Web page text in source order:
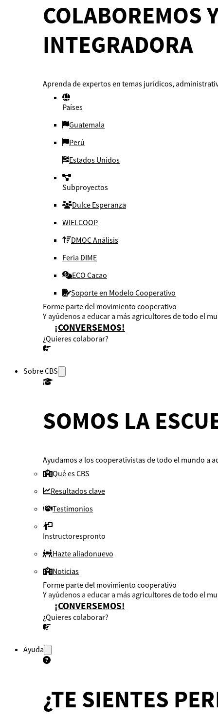
COLABOREMOS
INTEGRADORA
Aprenda de expertos en temas jurídicos,
Países
Guatemala
Perú
Estados Unidos
Subproyectos
Dulce Esperanza
WIELCOOP
DMOC Análisis
Feria DIME
ECO Cacao
Soporte en Modelo Cooperativo
Forme parte del movimiento cooperativo
Y ayúdenos a educar a más agricultores de todo el
¡CONVERSEMOS!
¿Quieres colaborar?
Sobre CBS
SOMOS LA
Ayudamos a los cooperativistas de todo el mundo a
Qué es CBS
Resultados clave
Testimonios
Instructorespronto
Hazte aliadonuevo
Noticias
Forme parte del movimiento cooperativo
Y ayúdenos a educar a más agricultores de todo el
¡CONVERSEMOS!
¿Quieres colaborar?
Ayuda
¿TE SIENTES